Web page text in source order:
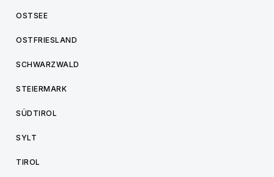
OSTSEE
OSTFRIESLAND
SCHWARZWALD
STEIERMARK
SÜDTIROL
SYLT
TIROL